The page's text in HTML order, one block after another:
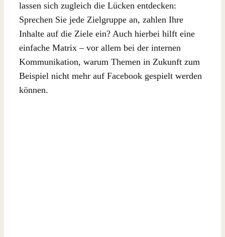
lassen sich zugleich die Lücken entdecken:
Sprechen Sie jede Zielgruppe an, zahlen Ihre
Inhalte auf die Ziele ein? Auch hierbei hilft eine
einfache Matrix – vor allem bei der internen
Kommunikation, warum Themen in Zukunft zum
Beispiel nicht mehr auf Facebook gespielt werden
können.